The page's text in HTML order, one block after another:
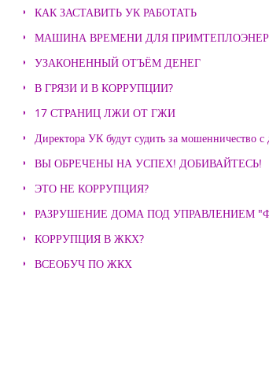
КАК ЗАСТАВИТЬ УК РАБОТАТЬ
МАШИНА ВРЕМЕНИ ДЛЯ
УЗАКОНЕННЫЙ ОТЪЁМ ДЕНЕГ
В ГРЯЗИ И В КОРРУПЦИИ?
17 СТРАНИЦ ЛЖИ ОТ ГЖИ
Директора УК будут судить за мошенничество
ВЫ ОБРЕЧЕНЫ НА УСПЕХ! ДОБИВАЙТЕСЬ!
ЭТО НЕ КОРРУПЦИЯ?
РАЗРУШЕНИЕ ДОМА ПОД УПРАВЛЕНИЕМ
КОРРУПЦИЯ В ЖКХ?
ВСЕОБУЧ ПО ЖКХ